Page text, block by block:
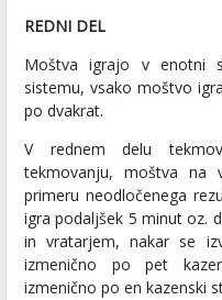
REDNI DEL
Moštva igrajo v enotni
sistemu, vsako moštvo
po dvakrat.
V rednem delu
tekmovanju, moštva na
primeru neodločenega
igra podaljšek 5 minut oz.
in vratarjem, nakar se
izmenično po pet
izmenično po en kazenski